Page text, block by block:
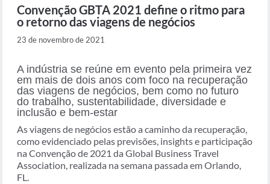
Convenção GBTA 2021 define o ritmo para
o retorno das viagens de negócios
23 de novembro de 2021
A indústria se reúne em evento pela primeira vez
em mais de dois anos com foco na recuperação
das viagens de negócios, bem como no futuro
do trabalho, sustentabilidade, diversidade e
inclusão e bem-estar
As viagens de negócios estão a caminho da recuperação,
como evidenciado pelas previsões, insights e participação
na Convenção de 2021 da Global Business Travel
Association, realizada na semana passada em Orlando,
FL.